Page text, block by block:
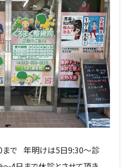
で 年明けは5日9:30〜診